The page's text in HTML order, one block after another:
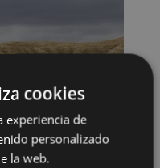
cookies
experiencia de
personalizado
la web.